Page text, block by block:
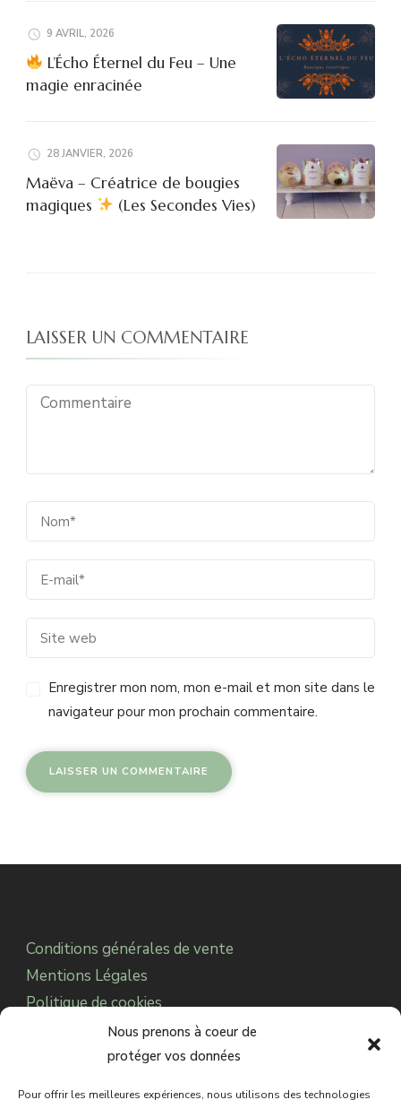
Nous prenons à coeur de
protéger vos données
Pour offrir les meilleures expériences, nous utilisons des technologies
9 AVRIL, 2026
L’Écho Éternel du Feu – Une
magie enracinée
28 JANVIER, 2026
Maëva – Créatrice de bougies
magiques
(Les Secondes Vies)
LAISSER UN COMMENTAIRE
Enregistrer mon nom, mon e-mail et mon site dans le
navigateur pour mon prochain commentaire.
Conditions générales de vente
Mentions Légales
Politique de cookies
Notre Association